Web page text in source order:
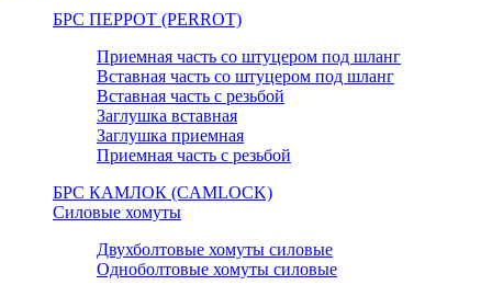
БРС ПЕРРОТ (PERROT)
Приемная часть со штуцером под шланг
Вставная часть со штуцером под шланг
Вставная часть с резьбой
Заглушка вставная
Заглушка приемная
Приемная часть с резьбой
БРС КАМЛОК (CAMLOCK)
Силовые хомуты
Двухболтовые хомуты силовые
Одноболтовые хомуты силовые